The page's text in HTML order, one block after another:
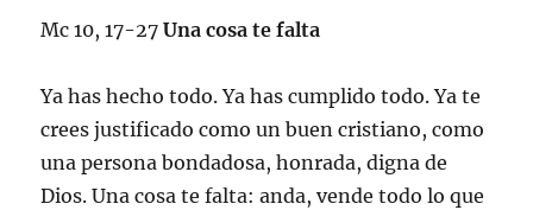
Mc 10, 17-27Una cosa te falta
Ya has hecho todo. Ya has cumplido todo. Ya te
crees justificado como un buen cristiano, como
una persona bondadosa, honrada, digna de
Dios. Una cosa te falta: anda, vende todo lo que